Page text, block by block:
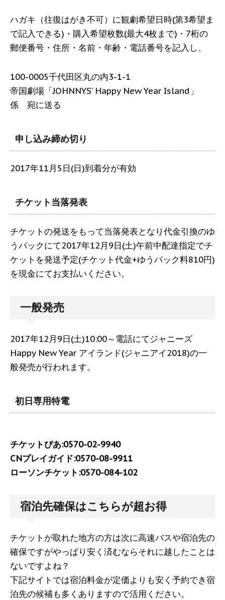
ハガキ（往復はがき不可）に観劇希望日時(第3希望ま
で記入できる)・購入希望枚数(最大4枚まで)・7桁の
郵便番号・住所・名前・年齢・電話番号を記入し、
100-0005千代田区丸の内3-1-1
帝国劇場「JOHNNYS’ Happy New Year Island」
係 宛に送る
申し込み締め切り
2017年11月5日(日)到着分が有効
チケット当落発表
チケットの発送をもって当落発表となり代金引換のゆ
うパックにて2017年12月9日(土)午前中配達指定でチ
ケットを発送予定(チケット代金+ゆうパック料810円)
を現金にてお支払いください。
一般発売
2017年12月9日(土)10:00～電話にてジャニーズ
Happy New Year アイランド(ジャニアイ2018)の一
般発売が行われます。
初日専用特電
チケットぴあ:0570-02-9940
CNプレイガイド:0570-08-9911
ローソンチケット:0570-084-102
宿泊先確保はこちらが超お得
チケットが取れた地方の方は次に高速バスや宿泊先の
確保ですがやっぱり安く済むならそれに越したことは
ないですよね？
下記サイトでは宿泊料金が定価よりも安く予約でき宿
泊先の候補も多くありますので活用ください。